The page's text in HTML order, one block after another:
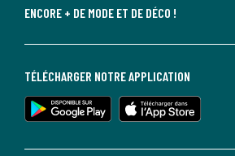
ENCORE + DE MODE ET DE DÉCO !
TÉLÉCHARGER NOTRE APPLICATION